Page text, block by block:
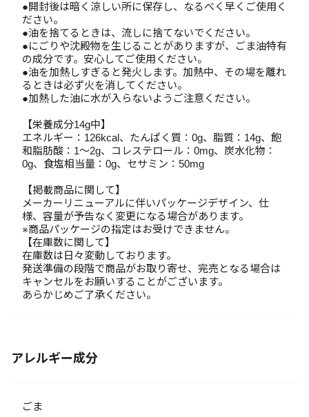
●開封後は暗く涼しい所に保存し、なるべく早くご使用く
ださい。
●油を捨てるときは、流しに捨てないでください。
●にごりや沈殿物を生じることがありますが、ごま油特有
の成分です。安心してご使用ください。
●油を加熱しすぎると発火します。加熱中、その場を離れ
るときは必ず火を消してください。
●加熱した油に水が入らないようご注意ください。
【栄養成分14g中】
エネルギー：126kcal、たんぱく質：0g、脂質：14g、飽
和脂肪酸：1～2g、コレステロール：0mg、炭水化物：
0g、食塩相当量：0g、セサミン：50mg
【掲載商品に関して】
メーカーリニューアルに伴いパッケージデザイン、仕
様、容量が予告なく変更になる場合があります。
※商品パッケージの指定はお受けできません。
【在庫数に関して】
在庫数は日々変動しております。
発送準備の段階で商品がお取り寄せ、完売となる場合は
キャンセルをお願いすることがございます。
あらかじめご了承ください。
アレルギー成分
ごま